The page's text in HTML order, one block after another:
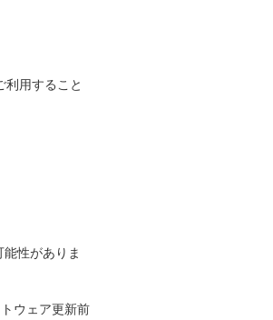
用すること
性がありま
ウェア更新前